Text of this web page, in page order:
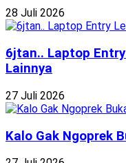
28 Juli 2026
6jtan.. Laptop Entry
Lainnya
27 Juli 2026
Kalo Gak Ngoprek